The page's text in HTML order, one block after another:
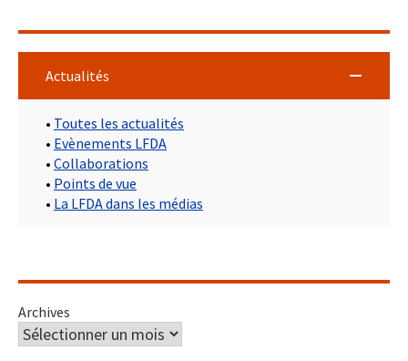
Actualités
• Toutes les actualités
• Evènements LFDA
• Collaborations
• Points de vue
• La LFDA dans les médias
Archives